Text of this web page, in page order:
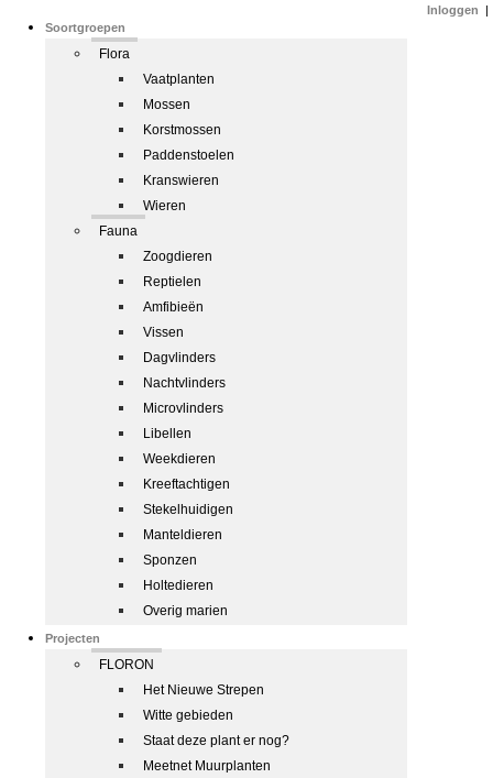
Soortgroepen
Flora
Vaatplanten
Mossen
Korstmossen
Paddenstoelen
Kranswieren
Wieren
Fauna
Zoogdieren
Reptielen
Amfibieën
Vissen
Dagvlinders
Nachtvlinders
Microvlinders
Libellen
Weekdieren
Kreeftachtigen
Stekelhuidigen
Manteldieren
Sponzen
Holtedieren
Overig marien
Projecten
FLORON
Het Nieuwe Strepen
Witte gebieden
Staat deze plant er nog?
Meetnet Muurplanten
Inloggen |